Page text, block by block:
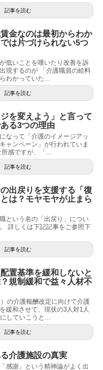
記事を読む
賃金なのは最初からわか
は片づけられない5つ
低いことを嘆いたり改善を訴
現するのが 「介護職員の給料
わかっていた...
記事を読む
ジを変えよう」と言って
る3つの理由
なって「介護のイメージアッ
ャンペーン」が行われていま
感ですが、「...
記事を読む
出戻りを支援する「復
は？モヤモヤが止まら
という名の「出戻り」につい
詳しくは下記記事をご参照下
記事を読む
置基準を緩和しないと
規制緩和で益々人材不
の介護報酬改定に向けて介護
緩和させて、現状の3人対1人
していこうと...
記事を読む
介護施設の真実
感謝」という精神論がよく出